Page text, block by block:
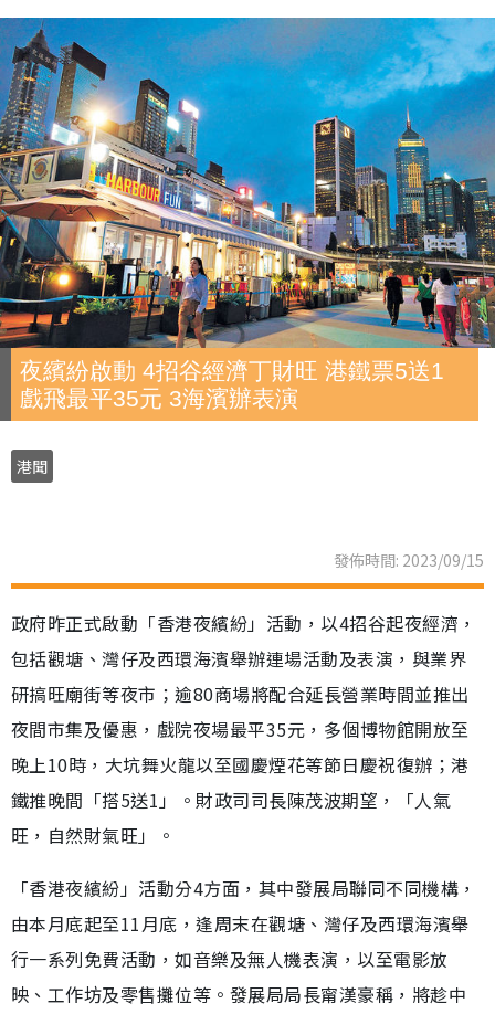
夜繽紛啟動 4招谷經濟丁財旺 港鐵票5送1
戲飛最平35元 3海濱辦表演
港聞
發佈時間: 2023/09/15
政府昨正式啟動「香港夜繽紛」活動，以4招谷起夜經濟，
包括觀塘、灣仔及西環海濱舉辦連場活動及表演，與業界
研搞旺廟街等夜市；逾80商場將配合延長營業時間並推出
夜間市集及優惠，戲院夜場最平35元，多個博物館開放至
晚上10時，大坑舞火龍以至國慶煙花等節日慶祝復辦；港
鐵推晚間「搭5送1」。財政司司長陳茂波期望，「人氣
旺，自然財氣旺」。
「香港夜繽紛」活動分4方面，其中發展局聯同不同機構，
由本月底起至11月底，逢周末在觀塘、灣仔及西環海濱舉
行一系列免費活動，如音樂及無人機表演，以至電影放
映、工作坊及零售攤位等。發展局局長甯漢豪稱，將趁中